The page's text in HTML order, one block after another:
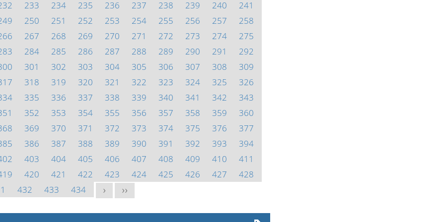
233 234 235 236 237 238 239 240
241
250 251 252 253 254 255 256 257
258
267 268 269 270 271 272 273 274
275
284 285 286 287 288 289 290 291
292
301 302 303 304 305 306 307 308
309
318 319 320 321 322 323 324 325
326
335 336 337 338 339 340 341 342
343
352 353 354 355 356 357 358 359
360
369 370 371 372 373 374 375 376
377
386 387 388 389 390 391 392 393
394
403 404 405 406 407 408 409 410
411
420 421 422 423 424 425 426 427
428
432 433 434 > >>